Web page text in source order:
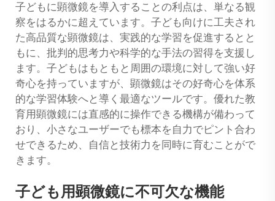
子どもに顕微鏡を導入することの利点は、単なる観
察をはるかに超えています。子ども向けに工夫され
た高品質な顕微鏡は、実践的な学習を促進するとと
もに、批判的思考力や科学的な手法の習得を支援し
ます。子どもはもともと周囲の環境に対して強い好
奇心を持っていますが、顕微鏡はその好奇心を体系
的な学習体験へと導く最適なツールです。優れた教
育用顕微鏡には直感的に操作できる機構が備わって
おり、小さなユーザーでも標本を自力でピント合わ
せできるため、自信と技術力を同時に育むことがで
きます。
子ども用顕微鏡に不可欠な機能